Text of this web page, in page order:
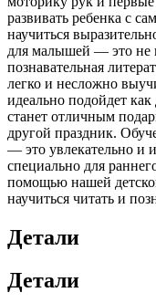
развивать ребенка с
научиться
для малышей — это не
познавательная
легко и несложно
идеально подойдет
станет отличным
другой праздник.
— это увлекательно и
специально для
помощью нашей
научиться читать и
Детали
Детали